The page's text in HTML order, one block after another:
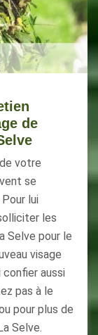
de
votre
se
lui
les
Selve pour le
visage
confier aussi
pas à le
pour plus de
Selve.